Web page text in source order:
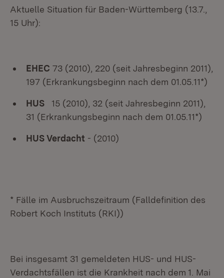
Aktuelle Situation für Baden-Württemberg (13.7.,
15 Uhr):
EHEC 73 (2010), 220 (seit Jahresbeginn 2011),
197 (Erkrankungsbeginn nach dem 01.05.11*)
HUS 15 (2010), 32 (seit Jahresbeginn 2011),
31 (Erkrankungsbeginn nach dem 01.05.11*)
HUS Verdacht - (2010)
* Fälle im Ausbruchszeitraum (Falldefinition des
Robert Koch Instituts (RKI))
Bei insgesamt 31 gemeldeten HUS- und HUS-
Verdachtsfällen ist die Krankheit nach dem 1. Mai